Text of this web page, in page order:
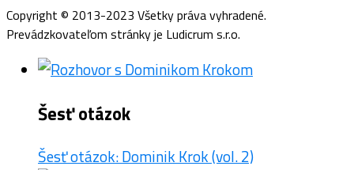
Copyright © 2013-2023 Všetky práva vyhradené.
Prevádzkovateľom stránky je Ludicrum s.r.o.
Šesť otázok
Šesť otázok: Dominik Krok (vol. 2)